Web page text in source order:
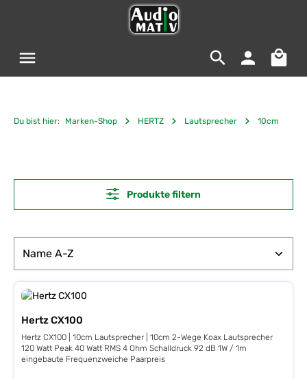
Du bist hier: Marken-Shop HERTZ Lautsprecher 10cm
Produkte filtern
Hertz CX100
Hertz CX100 | 10cm Lautsprecher | 10cm 2-Wege Koax Lautsprecher
120 Watt Peak 40 Watt RMS 4 Ohm Schalldruck 92 dB 1W / 1m
eingebaute Frequenzweiche Paarpreis